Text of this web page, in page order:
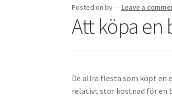
Vilket snabblån är bäst?
Posted onby— Leave a
Att köpa en
De allra flesta som köpt en
relativt stor kostnad för en